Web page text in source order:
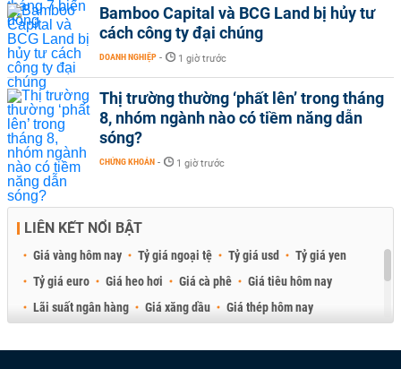
Bamboo Capital và BCG Land bị hủy tư
cách công ty đại chúng
DOANH NGHIỆP - 1 giờ trước
Thị trường thường ‘phất lên’ trong tháng
8, nhóm ngành nào có tiềm năng dẫn
sóng?
CHỨNG KHOÁN - 1 giờ trước
LIÊN KẾT NỔI BẬT
Giá vàng hôm nay Tỷ giá ngoại tệ Tỷ giá usd
Tỷ giá yen
Tỷ giá euro
Giá heo hơi Giá cà phê
Giá tiêu hôm nay
Lãi suất ngân hàng
Giá xăng dầu
Giá thép hôm nay